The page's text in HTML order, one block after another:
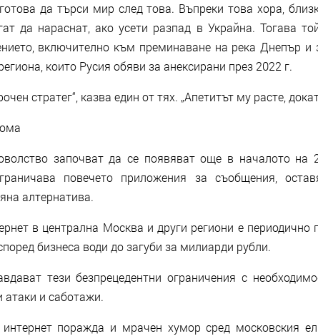
да търси мир след това. Въпреки това хора,
да нараснат, ако усети разпад в Украйна. Тогава
включително към преминаване на река Днепър и
които Русия обяви за анексирани през 2022 г.
стратег“, казва един от тях. „Апетитът му расте,
започват да се появяват още в началото на
повечето приложения за съобщения,
алтернатива.
в централна Москва и други региони е периодично
бизнеса води до загуби за милиарди рубли.
тези безпрецедентни ограничения с
атаки и саботажи.
поражда и мрачен хумор сред московския